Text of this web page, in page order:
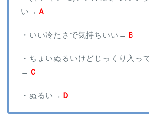
い→ Ａ
・いい冷たさで気持ちいい→ Ｂ
・ちょいぬるいけどじっくり入っ
→ Ｃ
・ぬるい→ Ｄ